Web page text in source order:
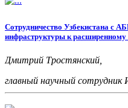
Сотрудничество Узбекистана с
инфраструктуры к расширенному
Дмитрий Тростянский,
главный научный
межрегиональных
Узбекистан, доктор